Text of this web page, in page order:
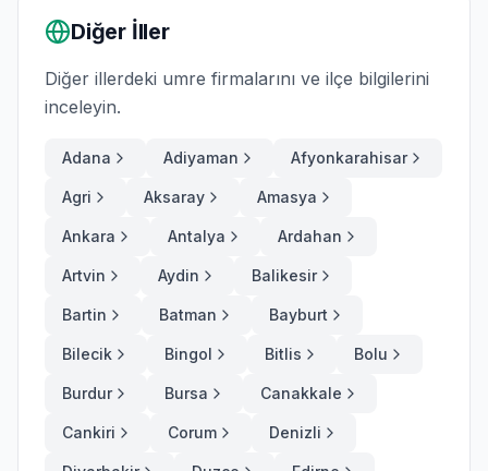
Diğer İller
Diğer illerdeki umre firmalarını ve ilçe bilgilerini
inceleyin.
Adana Adiyaman Afyonkarahisar
Agri Aksaray Amasya
Ankara Antalya Ardahan
Artvin Aydin Balikesir
Bartin Batman Bayburt
Bilecik Bingol Bitlis Bolu
Burdur Bursa Canakkale
Cankiri Corum Denizli